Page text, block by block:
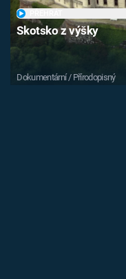
Skotsko z výšky
Dokumentární / Přírodopisný